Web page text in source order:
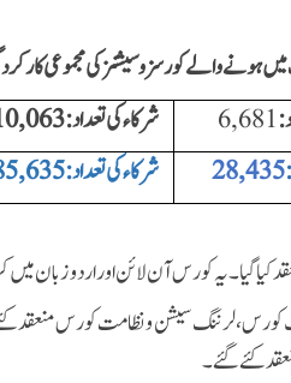
ہونے والے کورسز وسیشنز کی مجموعی
6, 681 شرکاء کی تعداد :063
28, 435 شرکاء کی تعداد :635
کیا گیا۔ یہ کورس آن لائن اور اردو زبان میں
کورس،لرننگ سیشن و نظامت کورس منعقد
کئے گئے۔